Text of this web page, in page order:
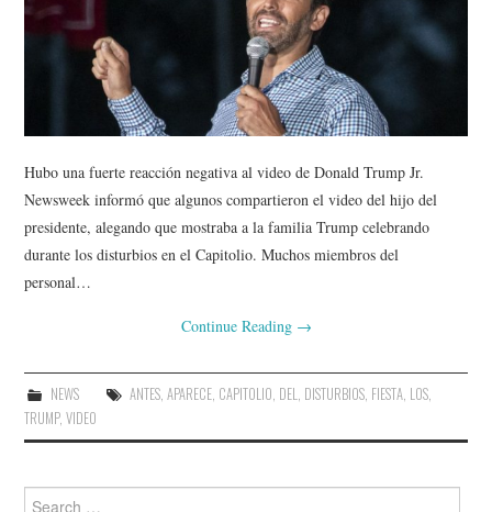
TECHNOLOGY
Hubo una fuerte reacción negativa al video de Donald Trump Jr.
Newsweek informó que algunos compartieron el video del hijo del
presidente, alegando que mostraba a la familia Trump celebrando
durante los disturbios en el Capitolio. Muchos miembros del
personal…
Continue Reading →
NEWS ANTES, APARECE, CAPITOLIO, DEL, DISTURBIOS, FIESTA, LOS,
TRUMP,VIDEO
Search